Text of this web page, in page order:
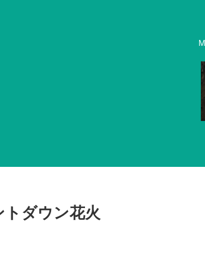
トダウン花火